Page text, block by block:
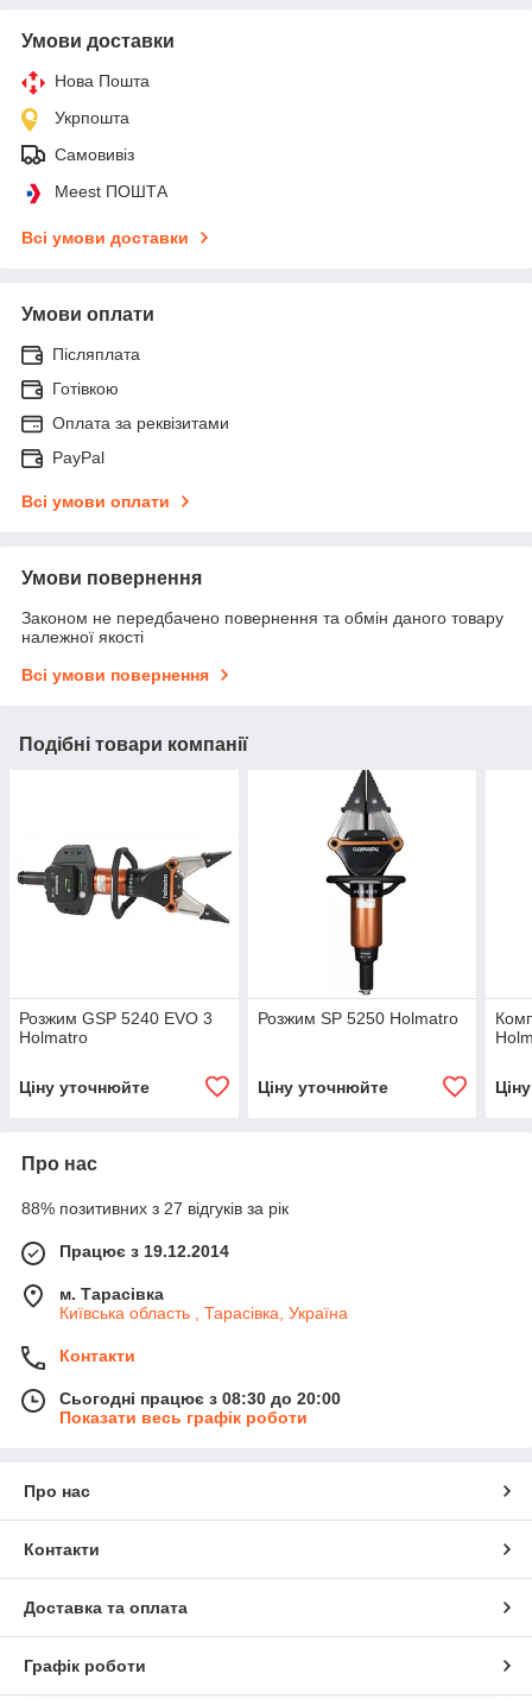
Умови доставки
Нова Пошта
Укрпошта
Самовивіз
Meest ПОШТА
Всі умови доставки
Умови оплати
Післяплата
Готівкою
Оплата за реквізитами
PayPal
Всі умови оплати
Умови повернення
Законом не передбачено повернення та обмін даного товару
належної якості
Всі умови повернення
Подібні товари компанії
Розжим GSP 5240 EVO 3
Holmatro
Ціну уточнюйте
Розжим SP 5250 Holmatro
Ціну уточнюйте
Про нас
88% позитивних з 27 відгуків за рік
Працює з 19.12.2014
м. Тарасівка
Київська область , Тарасівка, Україна
Контакти
Сьогодні працює з 08:30 до 20:00
Показати весь графік роботи
Про нас
Контакти
Доставка та оплата
Графік роботи